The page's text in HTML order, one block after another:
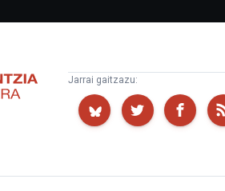
Jarrai gaitzazu: